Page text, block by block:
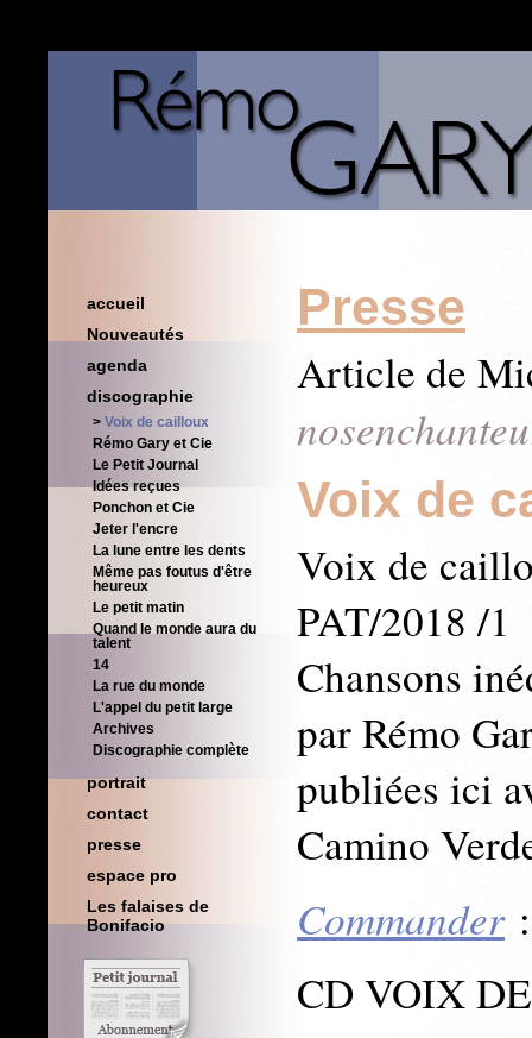
accueil
Nouveautés
agenda
discographie
Voix de cailloux
Rémo Gary et Cie
Le Petit Journal
Idées reçues
Ponchon et Cie
Jeter l'encre
La lune entre les dents
Même pas foutus d'être
heureux
Le petit matin
Quand le monde aura du
talent
14
La rue du monde
L'appel du petit large
Archives
Discographie complète
portrait
contact
presse
espace pro
Les falaises de
Bonifacio
Presse
Article de
Voix de
Voix de
PAT/2018 /1
Chansons
par Rémo
publiées ici
Camino
Commander:
CD VOIX